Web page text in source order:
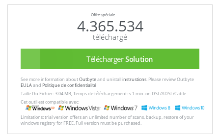
Offre spéciale
4.365.534
téléchargé
TéléchargerSolution
See more information aboutOutbyteand unistallinstrustions. Please review Outbyte
EULAand Politique de confidentialité
Taille Du Fichier: 3.04 MB, Temps de téléchargement: < 1 min. on DSL/ADSL/Cable
Cet outil est compatible avec:
Limitations: trial version offers an unlimited number of scans, backup, restore of your
windows registry for FREE. Full version must be purchased.